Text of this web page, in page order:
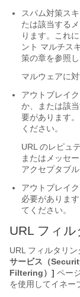
スパム対策ス
たは該当する
ります。これ
ント マルチス
策の章を参照し
マルウェアに
アウトブレイ
か、または該
要があります
ください。
URL のレピュ
またはメッセ
アクセプタブ
アウトブレイ
必要がありま
てください。
URL フィ
URL フィルタリ
サービス（
Filtering）] ペー
を使用してイネー